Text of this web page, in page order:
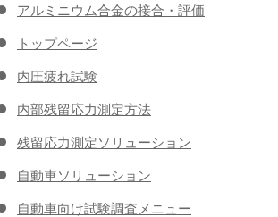
アルミニウム合金の接合・評価
トップページ
内圧疲れ試験
内部残留応力測定方法
残留応力測定ソリューション
自動車ソリューション
自動車向け試験調査メニュー